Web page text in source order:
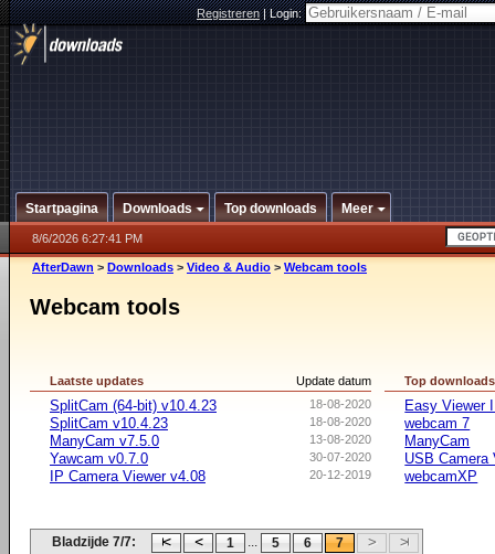
Registreren|Login:
Startpagina Downloads Top downloads Meer
8/6/2026 6:27:41 PM
AfterDawn > Downloads > Video & Audio > Webcam tools
Webcam tools
Update datum
Laatste updates
18-08-2020
SplitCam (64-bit) v10.4.23
18-08-2020
SplitCam v10.4.23
13-08-2020
ManyCam v7.5.0
30-07-2020
Yawcam v0.7.0
20-12-2019
IP Camera Viewer v4.08
Top downloads
Easy Viewer
webcam 7
ManyCam
USB Camera
webcamXP
Bladzijde 7/7: 1 ... 5 6 7